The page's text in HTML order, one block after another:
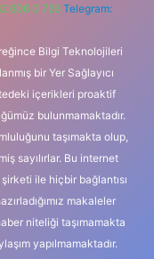
606 0 726 Telegram:
Bilgi Teknolojileri
bir Yer Sağlayıcı
içerikleri proaktif
bulunmamaktadır.
taşımakta olup,
sayılırlar. Bu internet
ile hiçbir bağlantısı
makaleler
niteliği taşımamakta
yapılmamaktadır.